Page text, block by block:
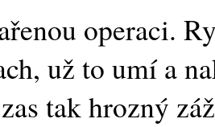
operaci.
už to umí a
tak hrozný